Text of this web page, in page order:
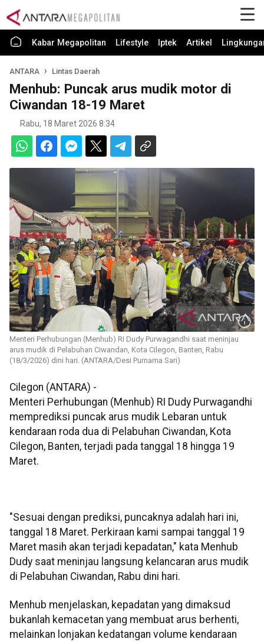
Kabar Megapolitan Lifestyle Iptek Artikel
ANTARA Lintas Daerah
Menhub: Puncak arus mudik motor di
Ciwandan 18-19 Maret
Rabu, 18 Maret 2026 8:34
Menteri Perhubungan (Menhub) RI Dudy Purwagandhi saat meninjau
arus mudik di Pelabuhan Ciwandan, Kota Cilegon, Banten, Rabu
(18/3/2026) dini hari. (ANTARA/Desi Purnama Sari)
Cilegon (ANTARA) -
Menteri Perhubungan (Menhub) RI Dudy Purwagandhi
memprediksi puncak arus mudik Lebaran untuk
kendaraan roda dua di Pelabuhan Ciwandan, Kota
Cilegon, Banten, terjadi pada tanggal 18 hingga 19
Maret.
"Sesuai dengan prediksi, puncaknya adalah hari ini,
tanggal 18 Maret. Perkiraan kami sampai tanggal 19
Maret masih akan terjadi kepadatan," kata Menhub
Dudy saat meninjau langsung kelancaran arus mudik
di Pelabuhan Ciwandan, Rabu dini hari.
Menhub menjelaskan, kepadatan yang dimaksud
bukanlah kemacetan yang membuat arus berhenti,
melainkan lonjakan kedatangan volume kendaraan